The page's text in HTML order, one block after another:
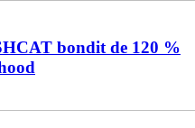
bondit de 120 %